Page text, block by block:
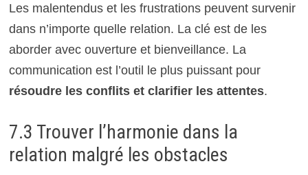
Les malentendus et les frustrations peuvent survenir
dans n’importe quelle relation. La clé est de les
aborder avec ouverture et bienveillance. La
communication est l’outil le plus puissant pour
résoudre les conflits et clarifier les attentes.
7.3 Trouver l’harmonie dans la
relation malgré les obstacles